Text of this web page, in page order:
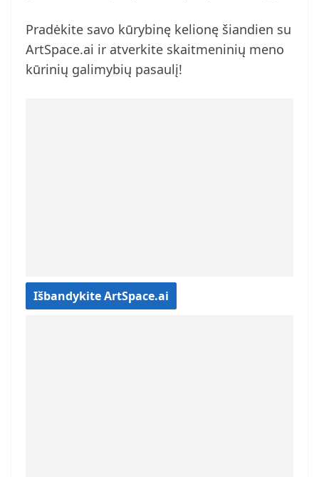
Pradėkite savo kūrybinę kelionę šiandien su
ArtSpace.ai ir atverkite skaitmeninių meno
kūrinių galimybių pasaulį!
Išbandykite ArtSpace.ai